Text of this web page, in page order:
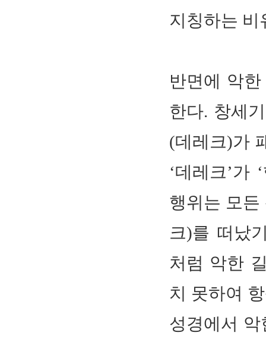
지칭하는
반면에 악
한다. 창세
(데레크)가
‘데레크’가
행위는 모든
크)를 떠났
처럼 악한
치 못하여
성경에서 악